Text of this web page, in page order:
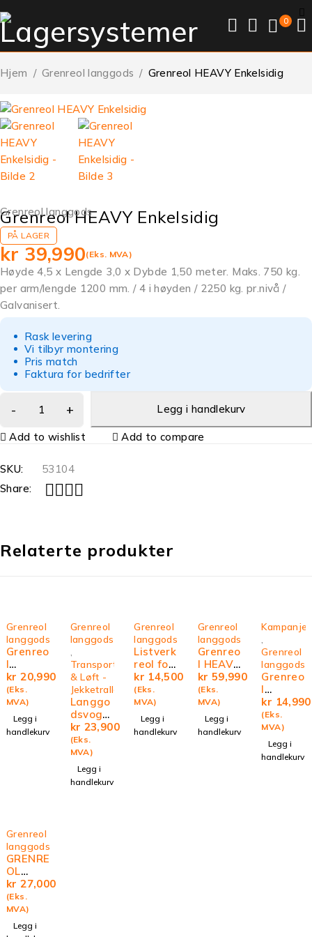
0
Hjem / Grenreol langgods / Grenreol HEAVY Enkelsidig
Grenreol langgods
Grenreol HEAVY Enkelsidig
PÅ LAGER
kr 39,990(Eks. MVA)
Høyde 4,5 x Lengde 3,0 x Dybde 1,50 meter. Maks. 750 kg.
per arm/lengde 1200 mm. / 4 i høyden / 2250 kg. pr.nivå /
Galvanisert.
Rask levering
Vi tilbyr montering
Pris match
Faktura for bedrifter
Legg i handlekurv
Add to wishlist Add to compare
SKU:
53104
Share:
Relaterte produkter
Grenreol
langgods
Grenreo
l
Dobbels
idig
kr 20,990
(Eks.
MVA)
Legg i
handlekurv
Grenreol
langgods
Transport
& Løft -
Jekketraller
Langgo
dsvogn
3500 kg
kr 23,900
(Eks.
MVA)
Legg i
handlekurv
Grenreol
langgods
Listverk
reol for
ståend
e
produkt
er
kr 14,500
(Eks.
MVA)
Legg i
handlekurv
Grenreol
langgods
Grenreo
l HEAVY
Dobbels
idig
kr 59,990
(Eks.
MVA)
Legg i
handlekurv
Kampanje
Grenreol
langgods
Grenreo
l
Enkelsi
dig
kr 14,990
(Eks.
MVA)
Legg i
handlekurv
Grenreol
langgods
GRENRE
OL
ENKELSI
DIG
MEDIUM
kr 27,000
(Eks.
MVA)
Legg i